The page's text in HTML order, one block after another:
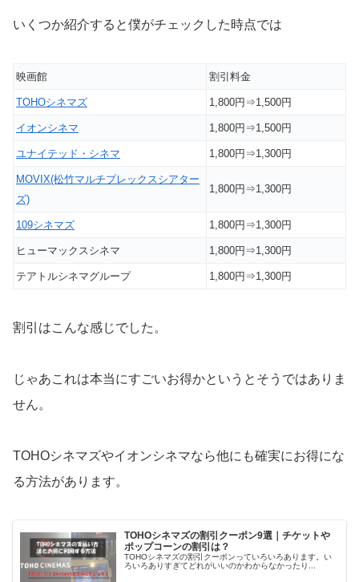
いくつか紹介すると僕がチェックした時点では
映画館 割引料金
TOHOシネマズ 1,800円⇒1,500円
イオンシネマ 1,800円⇒1,500円
ユナイテッド・シネマ 1,800円⇒1,300円
MOVIX(松竹マルチプレックスシアター
ズ)
1,800円⇒1,300円
109シネマズ 1,800円⇒1,300円
ヒューマックスシネマ 1,800円⇒1,300円
テアトルシネマグループ 1,800円⇒1,300円
割引はこんな感じでした。
じゃあこれは本当にすごいお得かというとそうではありま
せん。
TOHOシネマズやイオンシネマなら他にも確実にお得にな
る方法があります。
TOHOシネマズの割引クーポン9選｜チケットや
ポップコーンの割引は？
TOHOシネマズの割引クーポンっていろいろあります。い
ろいろありすぎてどれがいいのかわからなかったり...